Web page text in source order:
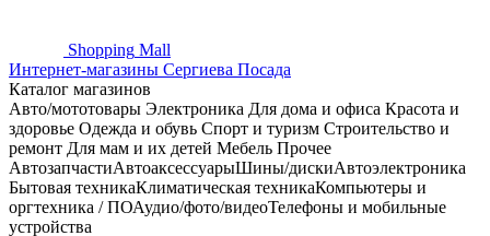
Shopping Mall
Интернет-магазины Сергиева Посада
Каталог магазинов
Авто/мототовары Электроника Для дома и офиса Красота и
здоровье Одежда и обувь Спорт и туризм Строительство и
ремонт Для мам и их детей Мебель Прочее
АвтозапчастиАвтоаксессуарыШины/дискиАвтоэлектроника
Бытовая техникаКлиматическая техникаКомпьютеры и
оргтехника / ПОАудио/фото/видеоТелефоны и мобильные
устройства